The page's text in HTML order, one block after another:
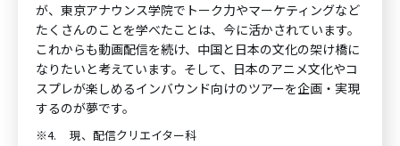
が、東京アナウンス学院でトーク力やマーケティングなど
たくさんのことを学べたことは、今に活かされています。
これからも動画配信を続け、中国と日本の文化の架け橋に
なりたいと考えています。そして、日本のアニメ文化やコ
スプレが楽しめるインバウンド向けのツアーを企画・実現
するのが夢です。
※4. 現、配信クリエイター科